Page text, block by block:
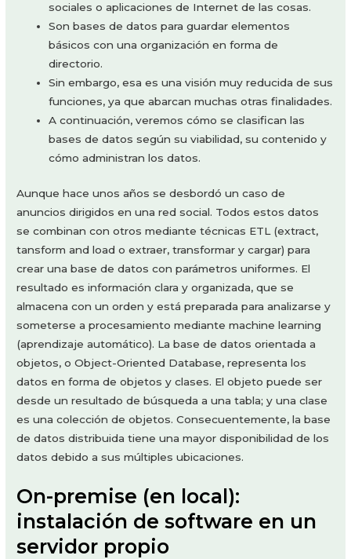
sociales o aplicaciones de Internet de las cosas.
Son bases de datos para guardar elementos
básicos con una organización en forma de
directorio.
Sin embargo, esa es una visión muy reducida de sus
funciones, ya que abarcan muchas otras finalidades.
A continuación, veremos cómo se clasifican las
bases de datos según su viabilidad, su contenido y
cómo administran los datos.
Aunque hace unos años se desbordó un caso de
anuncios dirigidos en una red social. Todos estos datos
se combinan con otros mediante técnicas ETL (extract,
tansform and load o extraer, transformar y cargar) para
crear una base de datos con parámetros uniformes. El
resultado es información clara y organizada, que se
almacena con un orden y está preparada para analizarse y
someterse a procesamiento mediante machine learning
(aprendizaje automático). La base de datos orientada a
objetos, o Object-Oriented Database, representa los
datos en forma de objetos y clases. El objeto puede ser
desde un resultado de búsqueda a una tabla; y una clase
es una colección de objetos. Consecuentemente, la base
de datos distribuida tiene una mayor disponibilidad de los
datos debido a sus múltiples ubicaciones.
On-premise (en local):
instalación de software en un
servidor propio